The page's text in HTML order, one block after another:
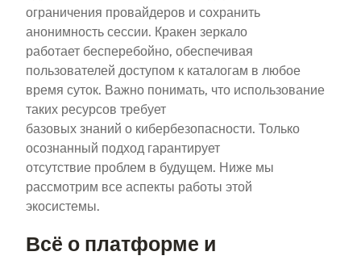
ограничения провайдеров и сохранить
анонимность сессии. Кракен зеркало
работает бесперебойно, обеспечивая
пользователей доступом к каталогам в любое
время суток. Важно понимать, что использование
таких ресурсов требует
базовых знаний о кибербезопасности. Только
осознанный подход гарантирует
отсутствие проблем в будущем. Ниже мы
рассмотрим все аспекты работы этой
экосистемы.
Всё о платформе и